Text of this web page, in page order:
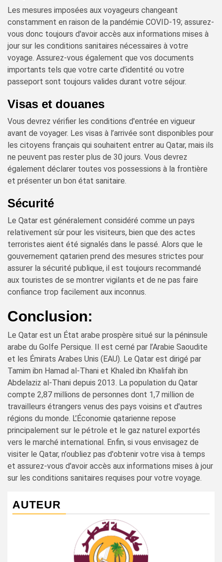
Les mesures imposées aux voyageurs changeant
constamment en raison de la pandémie COVID-19; assurez-
vous donc toujours d'avoir accès aux informations mises à
jour sur les conditions sanitaires nécessaires à votre
voyage. Assurez-vous également que vos documents
importants tels que votre carte d’identité ou votre
passeport sont toujours valides durant votre séjour.
Visas et douanes
Vous devrez vérifier les conditions d'entrée en vigueur
avant de voyager. Les visas à l’arrivée sont disponibles pour
les citoyens français qui souhaitent entrer au Qatar, mais ils
ne peuvent pas rester plus de 30 jours. Vous devrez
également déclarer toutes vos possessions à la frontière
et présenter un bon état sanitaire.
Sécurité
Le Qatar est généralement considéré comme un pays
relativement sûr pour les visiteurs, bien que des actes
terroristes aient été signalés dans le passé. Alors que le
gouvernement qatarien prend des mesures strictes pour
assurer la sécurité publique, il est toujours recommandé
aux touristes de se montrer vigilants et de ne pas faire
confiance trop facilement aux inconnus.
Conclusion:
Le Qatar est un État arabe prospère situé sur la péninsule
arabe du Golfe Persique. Il est cerné par l’Arabie Saoudite
et les Émirats Arabes Unis (EAU). Le Qatar est dirigé par
Tamim ibn Hamad al-Thani et Khaled ibn Khalifah ibn
Abdelaziz al-Thani depuis 2013. La population du Qatar
compte 2,87 millions de personnes dont 1,7 million de
travailleurs étrangers venus des pays voisins et d'autres
régions du monde. L’Économie qatarienne repose
principalement sur le pétrole et le gaz naturel exportés
vers le marché international. Enfin, si vous envisagez de
visiter le Qatar, n'oubliez pas d'obtenir votre visa à temps
et assurez-vous d'avoir accès aux informations mises à jour
sur les conditions sanitaires requises pour votre voyage.
AUTEUR